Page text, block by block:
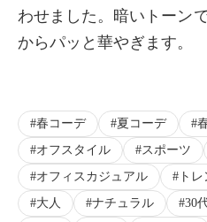
わせました。暗いトーン
からパッと華やぎます。
春コーデ 夏コーデ
オフスタイル
スポーツ
オフィスカジュアル
ト
大人
ナチュラル 30